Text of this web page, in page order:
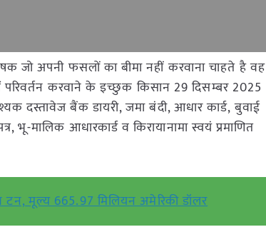
जो अपनी फसलों का बीमा नहीं करवाना चाहते है वह
करवाने के इच्छुक किसान 29 दिसम्बर 2025
बैंक डायरी, जमा बंदी, आधार कार्ड, बुवाई
भू-मालिक आधारकार्ड व किरायानामा स्वयं प्रमाणित
टन, मूल्य 665.97 मिलियन अमेरिकी डॉलर